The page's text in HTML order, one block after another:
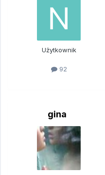
Użytkownik
92
gina